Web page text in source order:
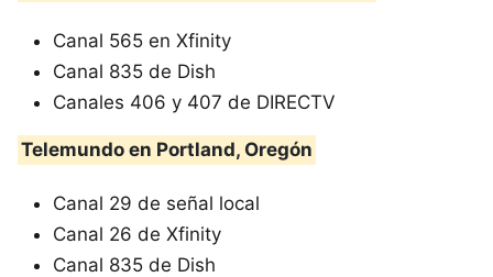
Canal 565 en Xfinity
Canal 835 de Dish
Canales 406 y 407 de DIRECTV
Telemundo en Portland, Oregón
Canal 29 de señal local
Canal 26 de Xfinity
Canal 835 de Dish